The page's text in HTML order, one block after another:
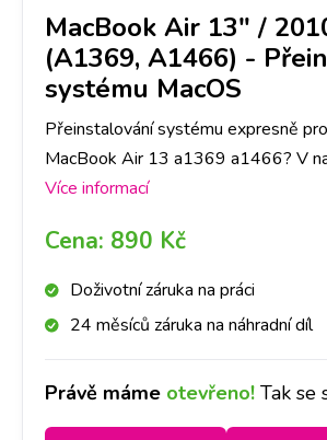
MacBook Air 13" /
(A1369, A1466) -
systému MacOS
Přeinstalování systému expresně
MacBook Air 13 a1369 a1466? V
mobilních telefonů a tabletů
iLoveServis po celé ČR máme velké
abyste ještě DNES měli svůj Apple
13 a1369 a1466 opravený v Praze,
Olomouci, Liberci, Pardubicích a
Více informací
Cena: 890 Kč
Doživotní záruka na práci
24 měsíců záruka na náhradní díl
Právě máme otevřeno! Tak se